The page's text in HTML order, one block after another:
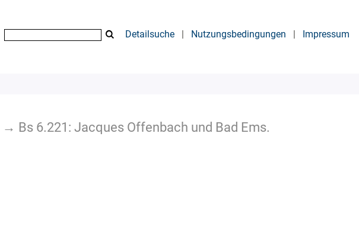
Detailsuche | Nutzungsbedingungen | Impressum
→ Bs 6.221: Jacques Offenbach und Bad Ems.